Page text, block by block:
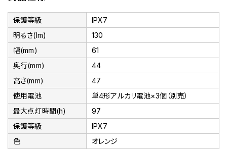
保護等級
IPX7
明るさ(lm)
130
幅(mm)
61
奥行(mm)
44
高さ(mm)
47
使用電池
単4形アルカリ電池×3個（別売）
最大点灯時間(h)
97
保護等級
IPX7
色
オレンジ